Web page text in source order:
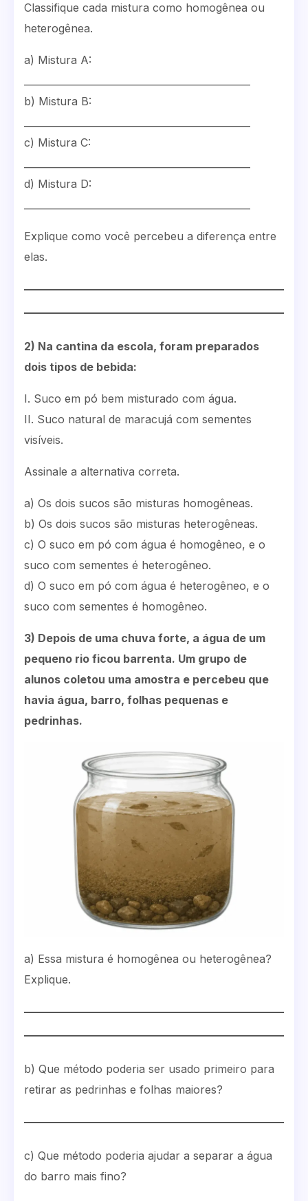
Classifique cada mistura como homogênea ou
heterogênea.
a) Mistura A:
b) Mistura B:
c) Mistura C:
d) Mistura D:
Explique como você percebeu a diferença entre
elas.
2) Na cantina da escola, foram preparados
dois tipos de bebida:
I. Suco em pó bem misturado com água.
II. Suco natural de maracujá com sementes
visíveis.
Assinale a alternativa correta.
a) Os dois sucos são misturas homogêneas.
b) Os dois sucos são misturas heterogêneas.
c) O suco em pó com água é homogêneo, e o
suco com sementes é heterogêneo.
d) O suco em pó com água é heterogêneo, e o
suco com sementes é homogêneo.
3) Depois de uma chuva forte, a água de um
pequeno rio ficou barrenta. Um grupo de
alunos coletou uma amostra e percebeu que
havia água, barro, folhas pequenas e
pedrinhas.
a) Essa mistura é homogênea ou heterogênea?
Explique.
b) Que método poderia ser usado primeiro para
retirar as pedrinhas e folhas maiores?
c) Que método poderia ajudar a separar a água
do barro mais fino?